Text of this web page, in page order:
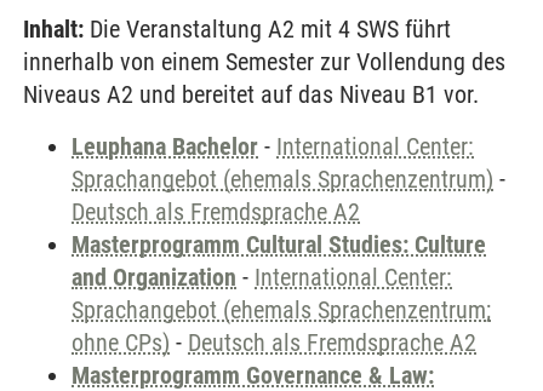
Inhalt: Die Veranstaltung A2 mit 4 SWS führt
innerhalb von einem Semester zur Vollendung des
Niveaus A2 und bereitet auf das Niveau B1 vor.
Leuphana Bachelor - International Center:
Sprachangebot (ehemals Sprachenzentrum) -
Deutsch als Fremdsprache A2
Masterprogramm Cultural Studies: Culture
and Organization - International Center:
Sprachangebot (ehemals Sprachenzentrum;
ohne CPs) - Deutsch als Fremdsprache A2
Masterprogramm Governance & Law: